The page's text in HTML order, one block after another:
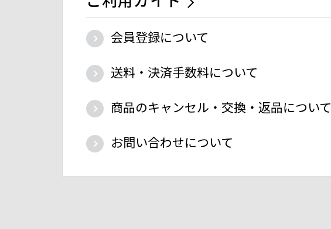
会員登録について
送料・決済手数料について
商品のキャンセル・交換・返品について
お問い合わせについて